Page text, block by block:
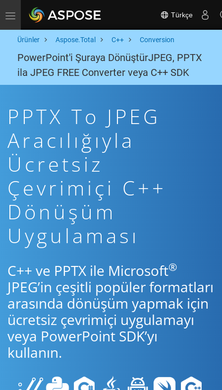
Toggle navigation Türkçe
Ürünler Aspose.Total C++ Conversion
PowerPoint'i Şuraya DönüştürJPEG, PPTX
ila JPEG FREE Converter veya C++ SDK
PPTX To JPEG
Aracılığıyla
Ücretsiz
Çevrimiçi C++
Dönüşüm
Uygulaması
C++ ve PPTX ile Microsoft®
JPEG’in çeşitli popüler formatları
arasında dönüşüm yapmak için
ücretsiz çevrimiçi uygulamayı
veya PowerPoint SDK’yı
kullanın.